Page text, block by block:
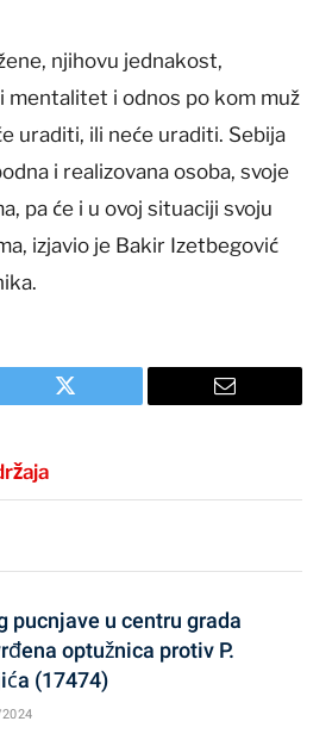
njihovu jednakost,
mentalitet i odnos po kom muž
uraditi, ili neće uraditi. Sebija
i realizovana osoba, svoje
pa će i u ovoj situaciji svoju
izjavio je Bakir Izetbegović
Twitter Email
pucnjave u centru grada
optužnica protiv P.
(17474)